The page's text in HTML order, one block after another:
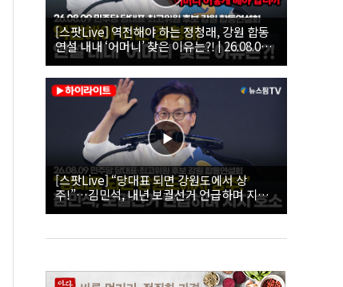
[스팟Live] 역전해야 하는 정청래, 강원 합동
연설 내내 ‘어머니’ 찾은 이유는?! | 26.08.09
더불어민주당 당대표·최고위원 후보 강원 합
동연설회
[스팟Live] “당대표 되면 강원도에서 상
주!”…김민석, 내년 보궐선거 언급하며 지지
호소 | 26.08.09 더불어민주당 당대표·최고위